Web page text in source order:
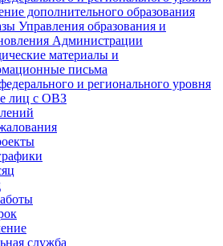
дополнительного образования
Управления образования и
Администрации
материалы и
письма
и регионального уровня
лиц с ОВЗ
служба